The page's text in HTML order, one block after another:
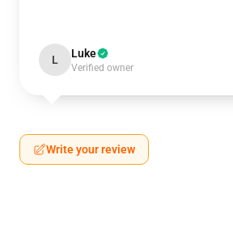
L Luke
Verified owner
Write your review